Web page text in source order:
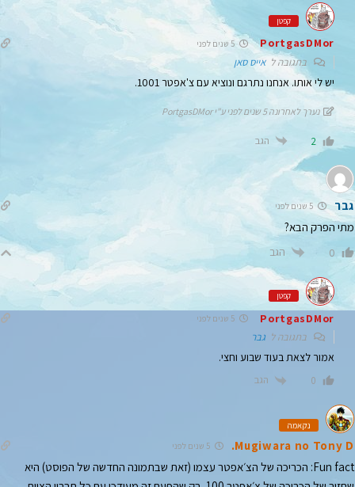
קפטן
PortgasDMor 5 שנים לפני
בתגובה לאייס סאן
יש לי אותו. אנחנו נתרגם ונוציא עם צ'אפטר 1001.
נערך לאחרונה 5 שנים לפני ע"י PortgasDMor
2 הגב
גבר 5 שנים לפני
מתי הפרק הבא?
0 הגב
קפטן
PortgasDMor
בתגובה ל גבר
אמור לצאת בעוד שבוע וחצי.
0 הגב
נקאמה
Mugiwara no Tony D. 5 שנים לפני
Fun fact: הכריכה של הצ׳אפטר עצמו (זאת שבתמונה החדשה של הפוסט) היא